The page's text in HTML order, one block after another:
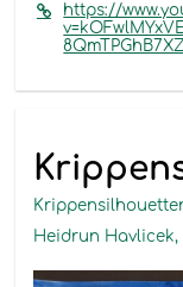
https://
Heidrun Havlicek,